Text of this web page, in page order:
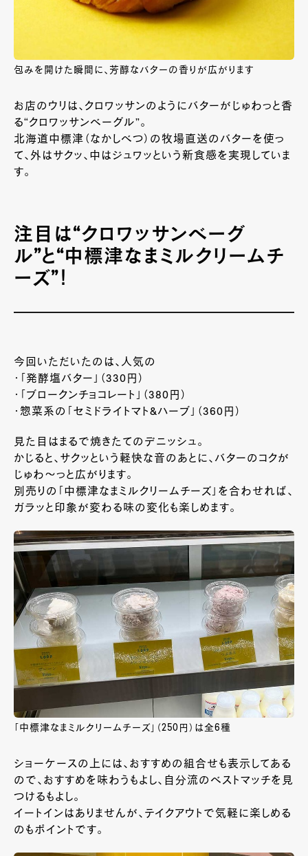
包みを開けた瞬間に、芳醇なバターの香りが広がります
お店のウリは、クロワッサンのようにバターがじゅわっと香
る“クロワッサンベーグル”。
北海道中標津（なかしべつ）の牧場直送のバターを使っ
て、外はサクッ、中はジュワッという新食感を実現していま
す。
注目は“クロワッサンベーグ
ル”と“中標津なまミルクリームチ
ーズ”！
今回いただいたのは、人気の
・「発酵塩バター」（330円）
・「ブロークンチョコレート」（380円）
・惣菜系の「セミドライトマト&ハーブ」（360円）
見た目はまるで焼きたてのデニッシュ。
かじると、サクッという軽快な音のあとに、バターのコクが
じゅわ〜っと広がります。
別売りの「中標津なまミルクリームチーズ」を合わせれば、
ガラッと印象が変わる味の変化も楽しめます。
「中標津なまミルクリームチーズ」（250円）は全6種
ショーケースの上には、おすすめの組合せも表示してある
ので、おすすめを味わうもよし、自分流のベストマッチを見
つけるもよし。
イートインはありませんが、テイクアウトで気軽に楽しめる
のもポイントです。